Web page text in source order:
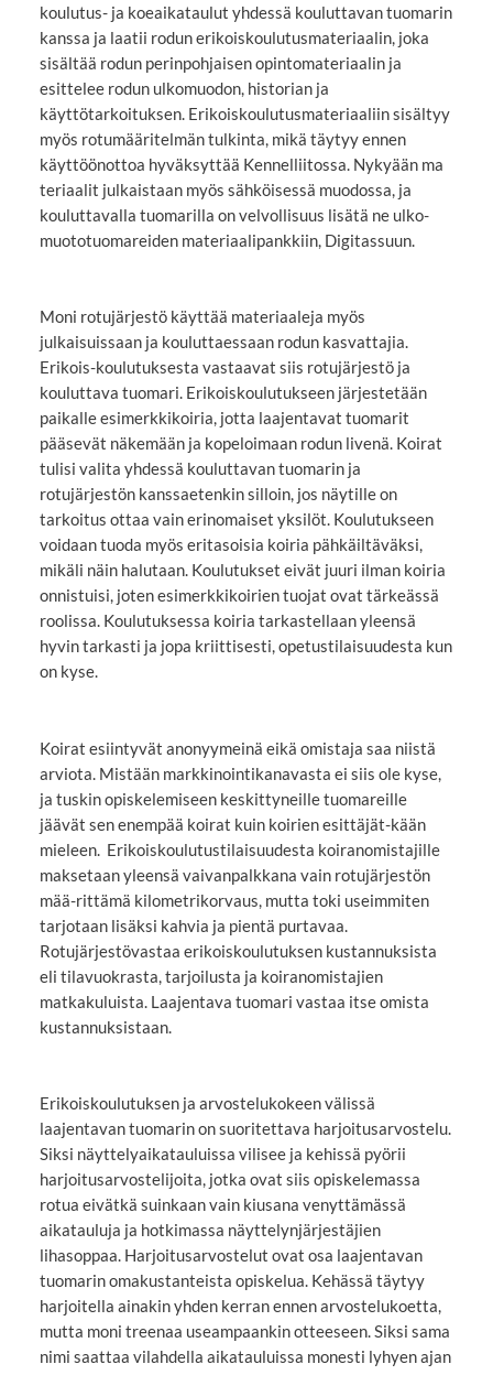
koulutus- ja koeaikataulut yhdessä kouluttavan tuomarin
kanssa ja laatii rodun erikoiskoulutusmateriaalin, joka
sisältää rodun perinpohjaisen opintomateriaalin ja
esittelee rodun ulkomuodon, historian ja
käyttötarkoituksen. Erikoiskoulutusmateriaaliin sisältyy
myös rotumääritelmän tulkinta, mikä täytyy ennen
käyttöönottoa hyväksyttää Kennelliitossa. Nykyään ma
teriaalit julkaistaan myös sähköisessä muodossa, ja
kouluttavalla tuomarilla on velvollisuus lisätä ne ulko-
muototuomareiden materiaalipankkiin, Digitassuun.
Moni rotujärjestö käyttää materiaaleja myös
julkaisuissaan ja kouluttaessaan rodun kasvattajia.
Erikois-koulutuksesta vastaavat siis rotujärjestö ja
kouluttava tuomari. Erikoiskoulutukseen järjestetään
paikalle esimerkkikoiria, jotta laajentavat tuomarit
pääsevät näkemään ja kopeloimaan rodun livenä. Koirat
tulisi valita yhdessä kouluttavan tuomarin ja
rotujärjestön kanssaetenkin silloin, jos näytille on
tarkoitus ottaa vain erinomaiset yksilöt. Koulutukseen
voidaan tuoda myös eritasoisia koiria pähkäiltäväksi,
mikäli näin halutaan. Koulutukset eivät juuri ilman koiria
onnistuisi, joten esimerkkikoirien tuojat ovat tärkeässä
roolissa. Koulutuksessa koiria tarkastellaan yleensä
hyvin tarkasti ja jopa kriittisesti, opetustilaisuudesta kun
on kyse.
Koirat esiintyvät anonyymeinä eikä omistaja saa niistä
arviota. Mistään markkinointikanavasta ei siis ole kyse,
ja tuskin opiskelemiseen keskittyneille tuomareille
jäävät sen enempää koirat kuin koirien esittäjät-kään
mieleen. Erikoiskoulutustilaisuudesta koiranomistajille
maksetaan yleensä vaivanpalkkana vain rotujärjestön
mää-rittämä kilometrikorvaus, mutta toki useimmiten
tarjotaan lisäksi kahvia ja pientä purtavaa.
Rotujärjestövastaa erikoiskoulutuksen kustannuksista
eli tilavuokrasta, tarjoilusta ja koiranomistajien
matkakuluista. Laajentava tuomari vastaa itse omista
kustannuksistaan.
Erikoiskoulutuksen ja arvostelukokeen välissä
laajentavan tuomarin on suoritettava harjoitusarvostelu.
Siksi näyttelyaikatauluissa vilisee ja kehissä pyörii
harjoitusarvostelijoita, jotka ovat siis opiskelemassa
rotua eivätkä suinkaan vain kiusana venyttämässä
aikatauluja ja hotkimassa näyttelynjärjestäjien
lihasoppaa. Harjoitusarvostelut ovat osa laajentavan
tuomarin omakustanteista opiskelua. Kehässä täytyy
harjoitella ainakin yhden kerran ennen arvostelukoetta,
mutta moni treenaa useampaankin otteeseen. Siksi sama
nimi saattaa vilahdella aikatauluissa monesti lyhyen ajan